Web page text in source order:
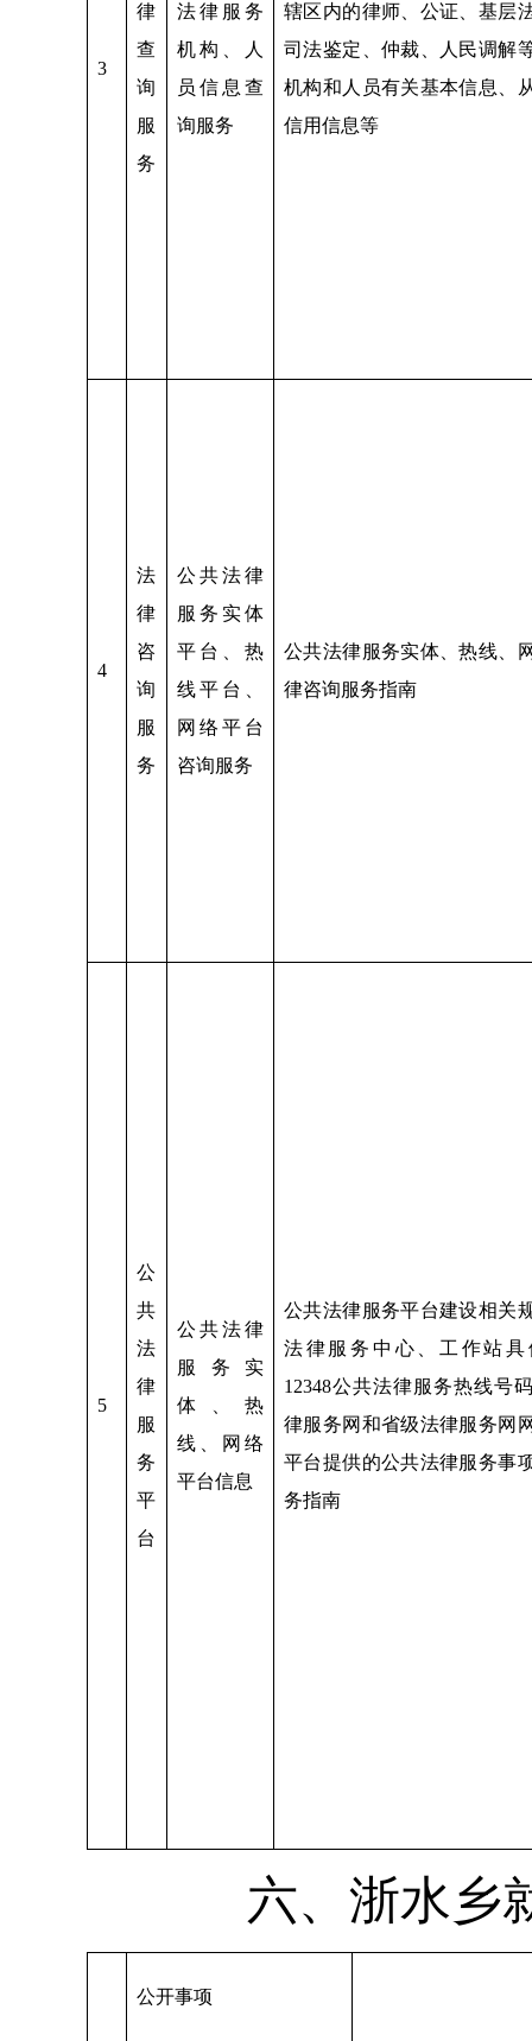
3
律
查
询
服
务
法律服务
机构、人
员信息查
询服务
辖区内的律师、公证、基层
司法鉴定、仲裁、人民调解
机构和人员有关基本信息、
信用信息等
4
法
律
咨
询
服
务
公共法律
服务实体
平台、热
线平台、
网络平台
咨询服务
公共法律服务实体、热线、
律咨询服务指南
5
公
共
法
律
服
务
平
台
公共法律
服务实
体、热
线、网络
平台信息
公共法律服务平台建设相关
法律服务中心、工作站具
12348公共法律服务热线号
律服务网和省级法律服务网
平台提供的公共法律服务事
务指南
六、浙水乡
公开事项